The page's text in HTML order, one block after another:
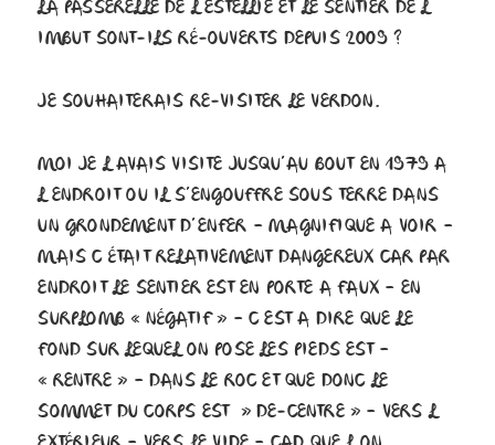
LA PASSERELLE DE L ESTELLIE ET LE SENTIER DE L
IMBUT SONT-ILS RÉ-OUVERTS DEPUIS 2009 ?
JE SOUHAITERAIS RE-VISITER LE VERDON.
MOI JE L AVAIS VISITE JUSQU’AU BOUT EN 1979 A
L ENDROIT OU IL S’ENGOUFFRE SOUS TERRE DANS
UN GRONDEMENT D’ENFER – MAGNIFIQUE A VOIR –
MAIS C ÉTAIT RELATIVEMENT DANGEREUX CAR PAR
ENDROIT LE SENTIER EST EN PORTE A FAUX – EN
SURPLOMB « NÉGATIF » – C EST A DIRE QUE LE
FOND SUR LEQUEL ON POSE LES PIEDS EST –
« RENTRE » – DANS LE ROC ET QUE DONC LE
SOMMET DU CORPS EST » DE-CENTRE » – VERS L